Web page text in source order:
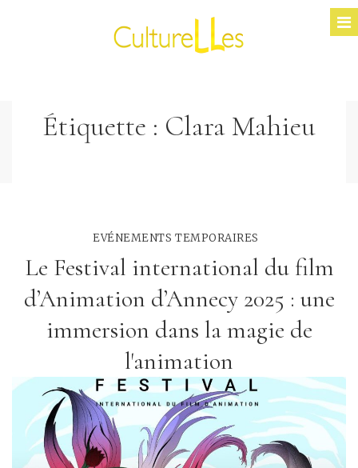
Étiquette : Clara Mahieu
EVÉNEMENTS TEMPORAIRES
Le Festival international du film
d’Animation d’Annecy 2025 : une
immersion dans la magie de
l'animation